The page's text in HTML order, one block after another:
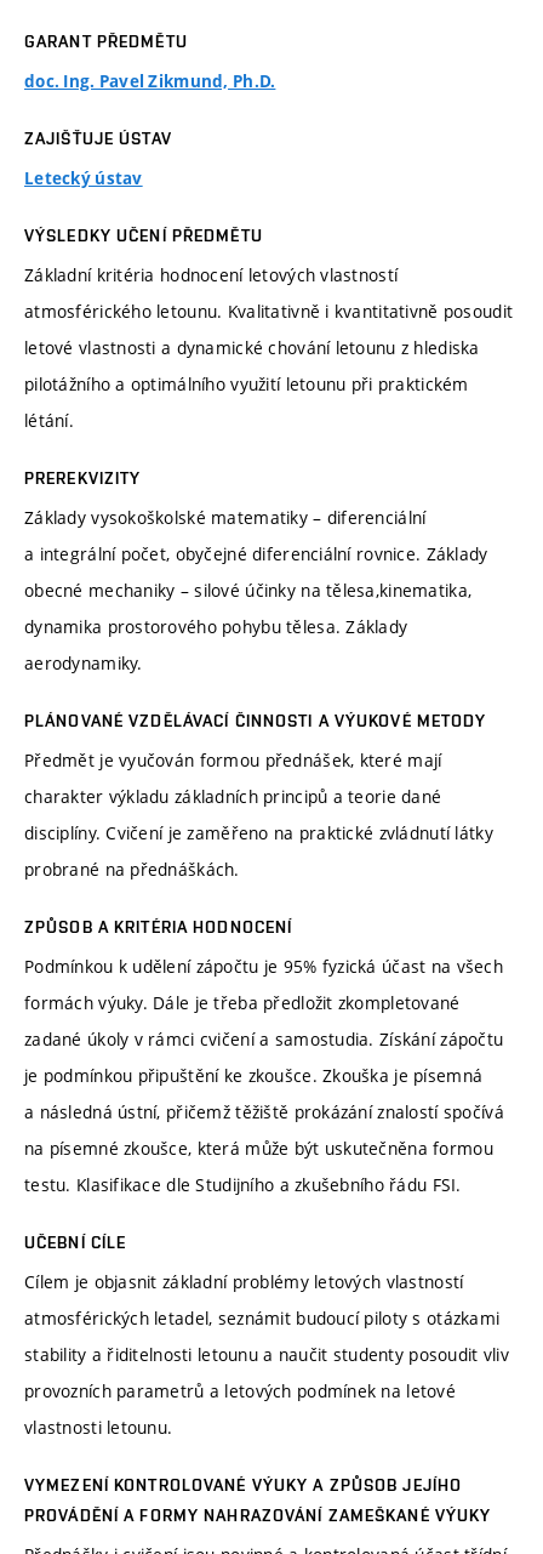
GARANT PŘEDMĚTU
doc. Ing. Pavel Zikmund, Ph.D.
ZAJIŠŤUJE ÚSTAV
Letecký ústav
VÝSLEDKY UČENÍ PŘEDMĚTU
Základní kritéria hodnocení letových vlastností
atmosférického letounu. Kvalitativně i kvantitativně posoudit
letové vlastnosti a dynamické chování letounu z hlediska
pilotážního a optimálního využití letounu při praktickém
létání.
PREREKVIZITY
Základy vysokoškolské matematiky – diferenciální
a integrální počet, obyčejné diferenciální rovnice. Základy
obecné mechaniky – silové účinky na tělesa,kinematika,
dynamika prostorového pohybu tělesa. Základy
aerodynamiky.
PLÁNOVANÉ VZDĚLÁVACÍ ČINNOSTI A VÝUKOVÉ METODY
Předmět je vyučován formou přednášek, které mají
charakter výkladu základních principů a teorie dané
disciplíny. Cvičení je zaměřeno na praktické zvládnutí látky
probrané na přednáškách.
ZPŮSOB A KRITÉRIA HODNOCENÍ
Podmínkou k udělení zápočtu je 95% fyzická účast na všech
formách výuky. Dále je třeba předložit zkompletované
zadané úkoly v rámci cvičení a samostudia. Získání zápočtu
je podmínkou připuštění ke zkoušce. Zkouška je písemná
a následná ústní, přičemž těžiště prokázání znalostí spočívá
na písemné zkoušce, která může být uskutečněna formou
testu. Klasifikace dle Studijního a zkušebního řádu FSI.
UČEBNÍ CÍLE
Cílem je objasnit základní problémy letových vlastností
atmosférických letadel, seznámit budoucí piloty s otázkami
stability a řiditelnosti letounu a naučit studenty posoudit vliv
provozních parametrů a letových podmínek na letové
vlastnosti letounu.
VYMEZENÍ KONTROLOVANÉ VÝUKY A ZPŮSOB JEJÍHO
PROVÁDĚNÍ A FORMY NAHRAZOVÁNÍ ZAMEŠKANÉ VÝUKY